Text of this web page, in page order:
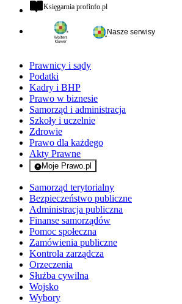
Księgarnia profinfo.plotwiera się w nowej karcie
Nasze serwisy
Prawnicy i sądy
Podatki
Kadry i BHP
Prawo w biznesie
Samorząd i administracja
Szkoły i uczelnie
Zdrowie
Prawo dla każdego
Akty Prawne
Moje Prawo.pl
- rejestracja i logowanie do serwisu
Samorząd terytorialny
Bezpieczeństwo publiczne
Administracja publiczna
Finanse samorządów
Pomoc społeczna
Zamówienia publiczne
Kontrola zarządcza
Orzeczenia
Służba cywilna
Wojsko
Wybory